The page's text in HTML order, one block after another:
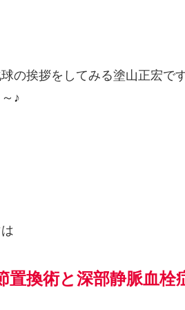
の挨拶をしてみる塗山正宏です
♪
置換術と深部静脈血栓